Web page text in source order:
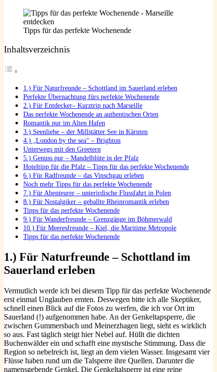
Tipps für das perfekte Wochenende
Inhaltsverzeichnis
1.) Für Naturfreunde – Schottland im Sauerland erleben
Perfekte Übernachtung fürs perfekte Wochenende
2.) Für Entdecker– Kurztrip nach Marseille
Das perfekte Wochenende an authentischen Orten
Romantik pur im Alten Hafen
3.) Seenliebe – der Millstätter See in Kärnten
4.) „London by the sea“ – Brighton
Unterwegs mit den Greetern
5.) Genuss pur – Mandelblüte in der Pfalz
Hoteltipp für die Pfalz – Tipps für das perfekte Wochenende
6.) Für Radfreunde – das Vinschgau erleben
Noch mehr Tipps für das perfekte Wochenende
7.) Für Abenteurer – unterirdische Flussfahrt in Polen
8.) Für Nostalgiker – geballte Rheinromantik erleben
Tipps für das perfekte Wochenende
9.) Für Wanderfreunde – Grenzgänge im Böhmerwald
10.) Für Meeresfreunde – Kiel, die Maritime Metropole
Tipps für das perfekte Wochenende
1.) Für Naturfreunde – Schottland im
Sauerland erleben
Vermutlich werde ich bei diesem Tipp für das perfekte Wochenende
erst einmal Unglauben ernten. Deswegen bitte ich alle Skeptiker,
schnell einen Blick auf die Fotos zu werfen, die ich vor Ort im
Sauerland (!) aufgenommen habe. An der Genkeltapsperre, die
zwischen Gummersbach und Meinerzhagen liegt, sieht es wirklich
so aus. Fast täglich steigt hier Nebel auf. Hüllt die dichten
Buchenwälder ein und schafft eine mystische Stimmung. Dass die
Region so nebelreich ist, liegt an dem vielen Wasser. Insgesamt vier
Flüsse haben rund um die Talsperre ihre Quellen. Darunter die
namensgebende Genkel. Die Genkeltalsperre ist eine reine